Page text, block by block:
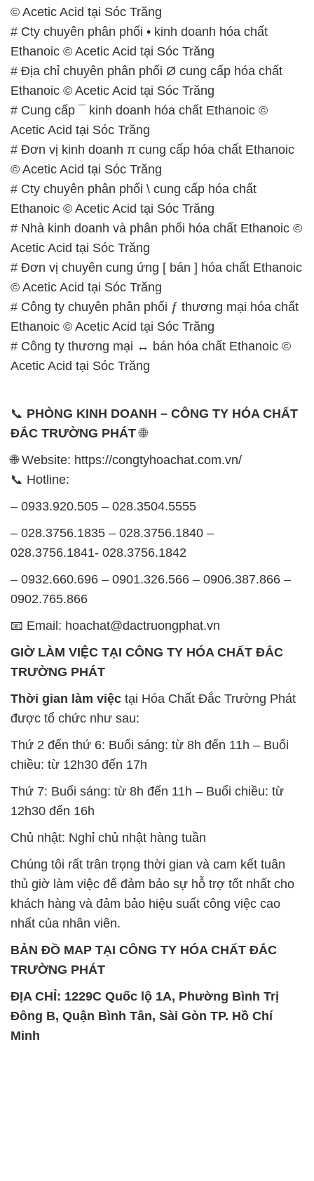
© Acetic Acid tại Sóc Trăng
# Cty chuyên phân phối • kinh doanh hóa chất
Ethanoic © Acetic Acid tại Sóc Trăng
# Địa chỉ chuyên phân phối Ø cung cấp hóa chất
Ethanoic © Acetic Acid tại Sóc Trăng
# Cung cấp ¯ kinh doanh hóa chất Ethanoic ©
Acetic Acid tại Sóc Trăng
# Đơn vị kinh doanh π cung cấp hóa chất Ethanoic
© Acetic Acid tại Sóc Trăng
# Cty chuyên phân phối \ cung cấp hóa chất
Ethanoic © Acetic Acid tại Sóc Trăng
# Nhà kinh doanh và phân phối hóa chất Ethanoic ©
Acetic Acid tại Sóc Trăng
# Đơn vị chuyên cung ứng [ bán ] hóa chất Ethanoic
© Acetic Acid tại Sóc Trăng
# Công ty chuyên phân phối ƒ thương mại hóa chất
Ethanoic © Acetic Acid tại Sóc Trăng
# Công ty thương mại ↔ bán hóa chất Ethanoic ©
Acetic Acid tại Sóc Trăng
📞 PHÒNG KINH DOANH – CÔNG TY HÓA CHẤT
ĐẮC TRƯỜNG PHÁT🌐
🌐 Website: https://congtyhoachat.com.vn/
📞 Hotline:
– 0933.920.505 – 028.3504.5555
– 028.3756.1835 – 028.3756.1840 –
028.3756.1841- 028.3756.1842
– 0932.660.696 – 0901.326.566 – 0906.387.866 –
0902.765.866
📧 Email: hoachat@dactruongphat.vn
GIỜ LÀM VIỆC TẠI CÔNG TY HÓA CHẤT ĐẮC
TRƯỜNG PHÁT
Thời gian làm việc tại Hóa Chất Đắc Trường Phát
được tổ chức như sau:
Thứ 2 đến thứ 6: Buổi sáng: từ 8h đến 11h – Buổi
chiều: từ 12h30 đến 17h
Thứ 7: Buổi sáng: từ 8h đến 11h – Buổi chiều: từ
12h30 đến 16h
Chủ nhật: Nghỉ chủ nhật hàng tuần
Chúng tôi rất trân trọng thời gian và cam kết tuân
thủ giờ làm việc để đảm bảo sự hỗ trợ tốt nhất cho
khách hàng và đảm bảo hiệu suất công việc cao
nhất của nhân viên.
BẢN ĐỒ MAP TẠI CÔNG TY HÓA CHẤT ĐẮC
TRƯỜNG PHÁT
ĐỊA CHỈ: 1229C Quốc lộ 1A, Phường Bình Trị
Đông B, Quận Bình Tân, Sài Gòn TP. Hồ Chí
Minh